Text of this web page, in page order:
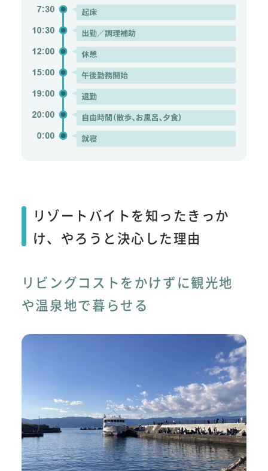
リゾートバイトを知ったきっか
け、やろうと決心した理由
リビングコストをかけずに観光地
や温泉地で暮らせる